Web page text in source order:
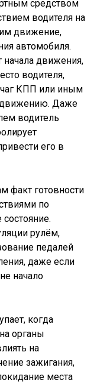
средством
водителя на
движение,
автомобиля.
начала движения,
водителя,
КПП или иным
движению. Даже
водитель
его в
факт готовности
по
рулём,
педалей
даже если
начало
когда
органы
на
зажигания,
места